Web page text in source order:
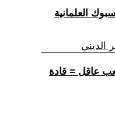
الديني
عاقل = قادة